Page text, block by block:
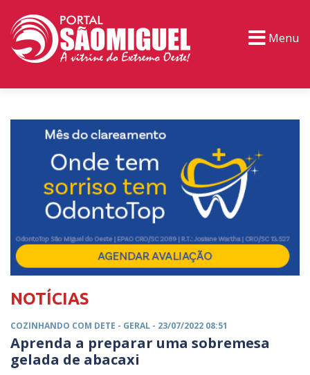
Menu
NOTÍCIAS
COZINHANDO COM DETE - GERAL - 23/07/2022 08:51
Aprenda a preparar uma sobremesa
gelada de abacaxi